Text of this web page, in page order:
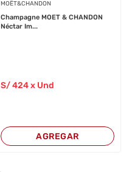
MOËT&CHANDON
Champagne MOET & CHANDON
Néctar Im...
S/424x Und
AGREGAR